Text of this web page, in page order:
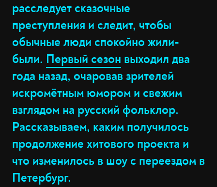
расследует сказочные
преступления и следит, чтобы
обычные люди спокойно жили-
были. Первый сезон выходил два
года назад, очаровав зрителей
искромётным юмором и свежим
взглядом на русский фольклор.
Рассказываем, каким получилось
продолжение хитового проекта и
что изменилось в шоу с переездом в
Петербург.